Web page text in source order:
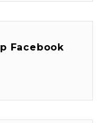
Facebook